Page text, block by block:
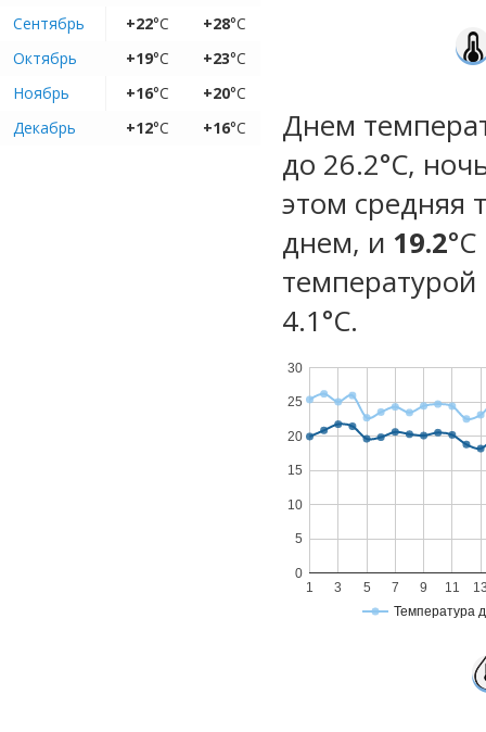
Сентябрь
+22°C +28°C
Октябрь
+19°C +23°C
Ноябрь
+16°C +20°C
Декабрь
+12°C +16°C
Днем
до 26.2°C,
этом средняя
днем, и 19.2
температурой
4.1°С.
Температура
1 3 5 7 9 11
0
5
10
15
20
25
30